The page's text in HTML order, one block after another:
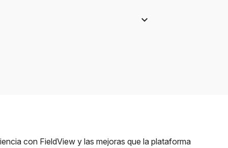
expand_more
con FieldView y las mejoras que la plataforma